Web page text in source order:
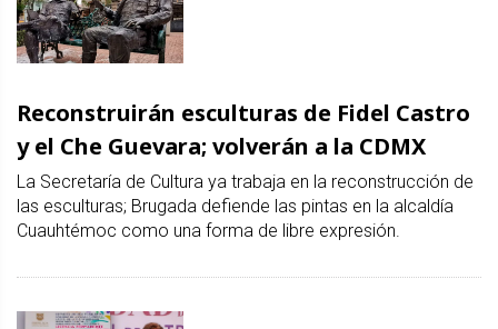
Reconstruirán esculturas de Fidel Castro
y el Che Guevara; volverán a la CDMX
La Secretaría de Cultura ya trabaja en la reconstrucción de
las esculturas; Brugada defiende las pintas en la alcaldía
Cuauhtémoc como una forma de libre expresión.